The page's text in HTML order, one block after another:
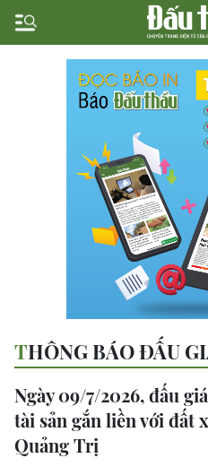
THÔNG BÁO ĐẤU
Ngày 09/7/2026, đấu
tài sản gắn liền với đất
Quảng Trị